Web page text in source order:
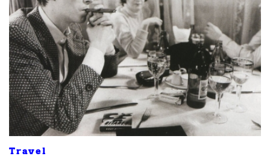
Travel
ค้นหา
SHARE TWEET LINE EMAIL